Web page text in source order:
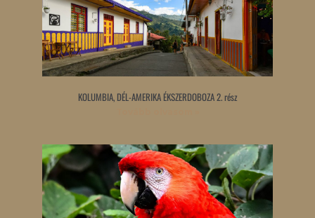
KOLUMBIA, DÉL-AMERIKA ÉKSZERDOBOZA 2. rész